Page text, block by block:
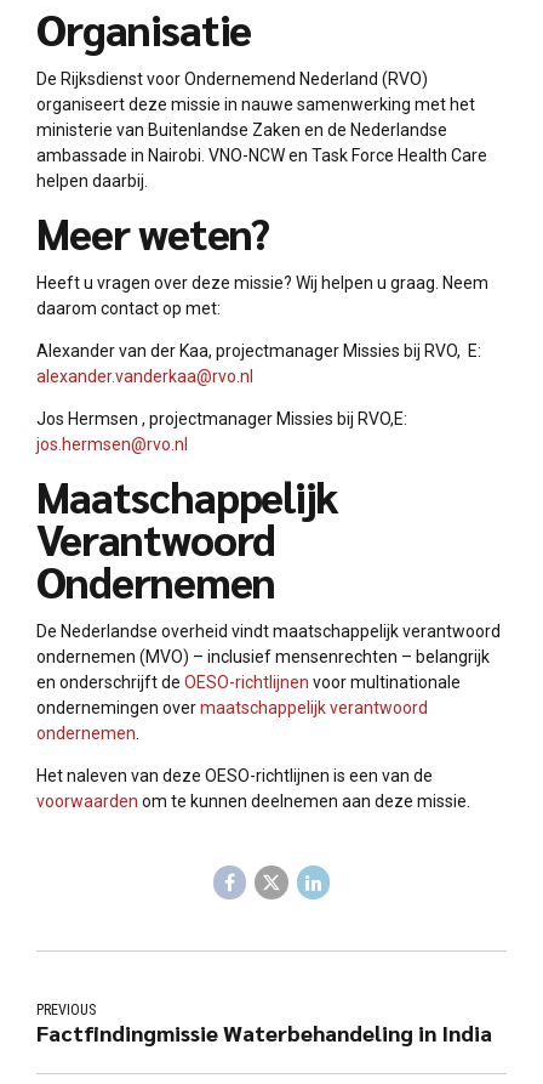
Organisatie
De Rijksdienst voor Ondernemend Nederland (RVO)
organiseert deze missie in nauwe samenwerking met het
ministerie van Buitenlandse Zaken en de Nederlandse
ambassade in Nairobi. VNO-NCW en Task Force Health Care
helpen daarbij.
Meer weten?
Heeft u vragen over deze missie? Wij helpen u graag. Neem
daarom contact op met:
Alexander van der Kaa, projectmanager Missies bij RVO, E:
alexander.vanderkaa@rvo.nl
Jos Hermsen , projectmanager Missies bij RVO,E:
jos.hermsen@rvo.nl
Maatschappelijk
Verantwoord
Ondernemen
De Nederlandse overheid vindt maatschappelijk verantwoord
ondernemen (MVO) – inclusief mensenrechten – belangrijk
en onderschrijft de OESO-richtlijnen voor multinationale
ondernemingen overmaatschappelijk verantwoord
ondernemen.
Het naleven van deze OESO-richtlijnen is een van de
voorwaarden om te kunnen deelnemen aan deze missie.
PREVIOUS
Factfindingmissie Waterbehandeling in India